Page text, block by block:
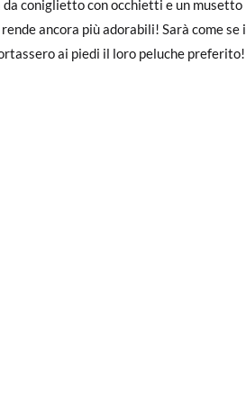
da coniglietto con occhietti e un musetto
ancora più adorabili! Sarà come se i
ai piedi il loro peluche preferito!
il pagamento come ospite, visita la
per l'acquisto. Un'etichetta di reso
28 29 30
17,5 18,3 18,8